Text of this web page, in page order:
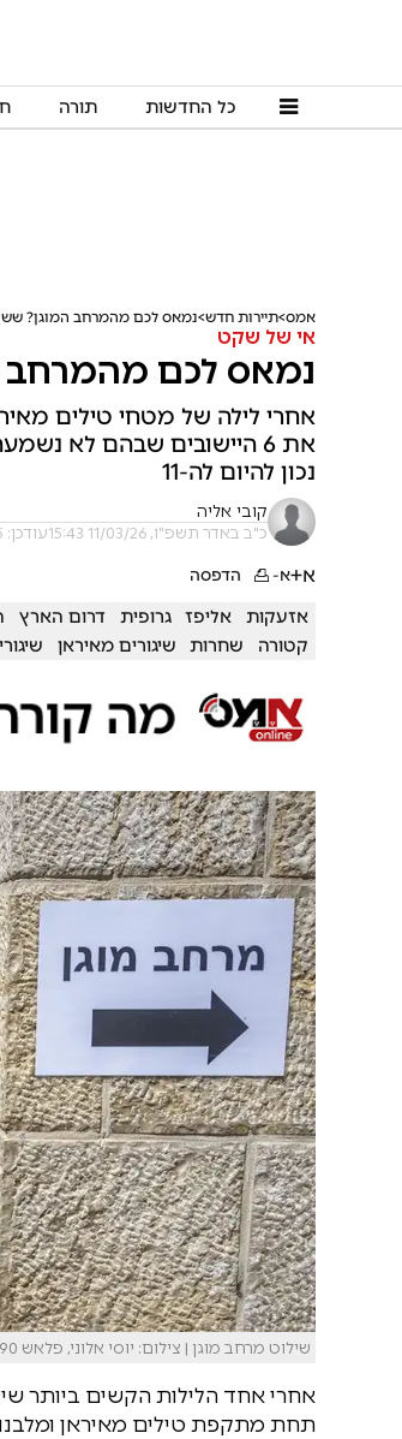
כל החדשות תורה
אמס תיירות חדש נמאס לכם מהמרחב המוגן?
אי של שקט
נמאס לכם מהמרחב
אחרי לילה של מטחי טילים
את 6 היישובים שבהם לא
נכון להיום לה-11
קובי אליה
כ"ב באדר תשפ"ו, 11/03/26 15:43 עודכן: 16:05
א+א- הדפסה
אזעקות אליפז גרופית דרום הארץ
קטורה
שחרות שיגורים מאיראן
שילוט מרחב מוגן | צילום: יוסי אלוני, פלאש 90
אחרי אחד הלילות הקשים ביותר
תחת מתקפת טילים מאיראן